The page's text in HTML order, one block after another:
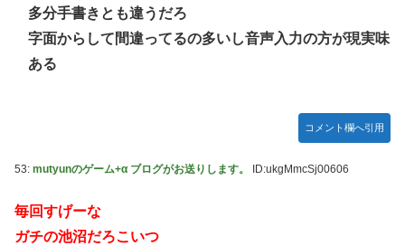
多分手書きとも違うだろ
字面からして間違ってるの多いし音声入力の方が現実味
ある
コメント欄へ引用
53: mutyunのゲーム+α ブログがお送りします。 ID:ukgMmcSj00606
毎回すげーな
ガチの池沼だろこいつ